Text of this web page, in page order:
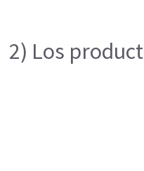
2) Los